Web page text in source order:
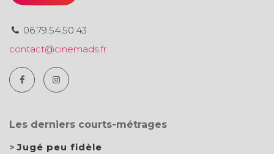
06.79.54.50.43
contact@cinemads.fr
Les derniers courts-métrages
Jugé peu fidèle